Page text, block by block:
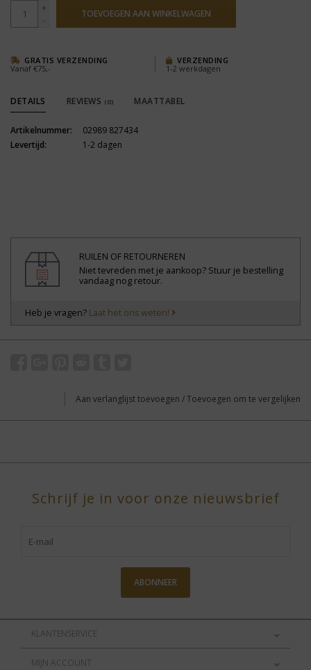
+
-
TOEVOEGEN AAN WINKELWAGEN
GRATIS VERZENDING
Vanaf €75,-
VERZENDING
1-2 werkdagen
DETAILS REVIEWS (0) MAATTABEL
Artikelnummer:
02989 827434
Levertijd:
1-2 dagen
RUILEN OF RETOURNEREN
Niet tevreden met je aankoop? Stuur je bestelling
vandaag nog retour.
Heb je vragen? Laat het ons weten!
Aan verlanglijst toevoegen /Toevoegen om te vergelijken
Schrijf je in voor onze nieuwsbrief
ABONNEER
KLANTENSERVICE
MIJN ACCOUNT